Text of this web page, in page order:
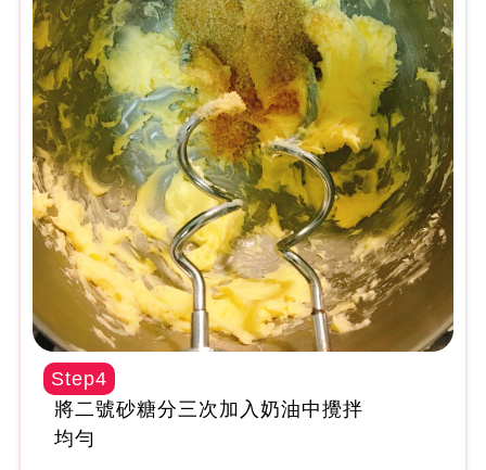
Step4
將二號砂糖分三次加入奶油中攪拌
均勻